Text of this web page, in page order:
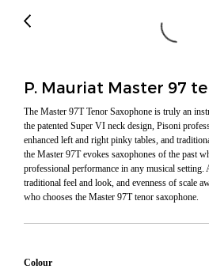
P. Mauriat Master 97
The Master 97T Tenor Saxophone is truly an
the patented Super VI neck design, Pisoni
enhanced left and right pinky tables, and
the Master 97T evokes saxophones of the past
professional performance in any musical setting.
traditional feel and look, and evenness of scale
who chooses the Master 97T tenor saxophone.
Colour